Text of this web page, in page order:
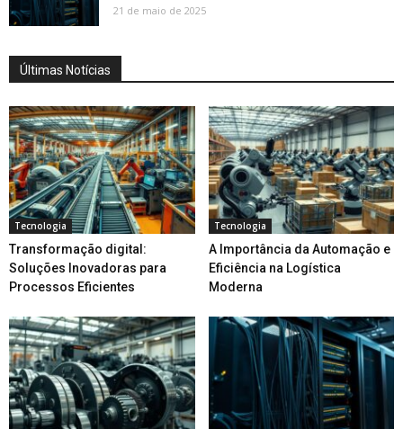
21 de maio de 2025
Últimas Notícias
Tecnologia
Transformação digital:
Soluções Inovadoras para
Processos Eficientes
Tecnologia
A Importância da Automação e
Eficiência na Logística
Moderna